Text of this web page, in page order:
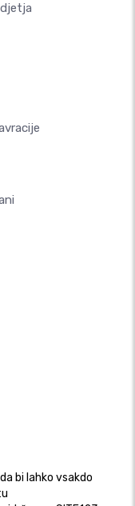
bi lahko vsakdo